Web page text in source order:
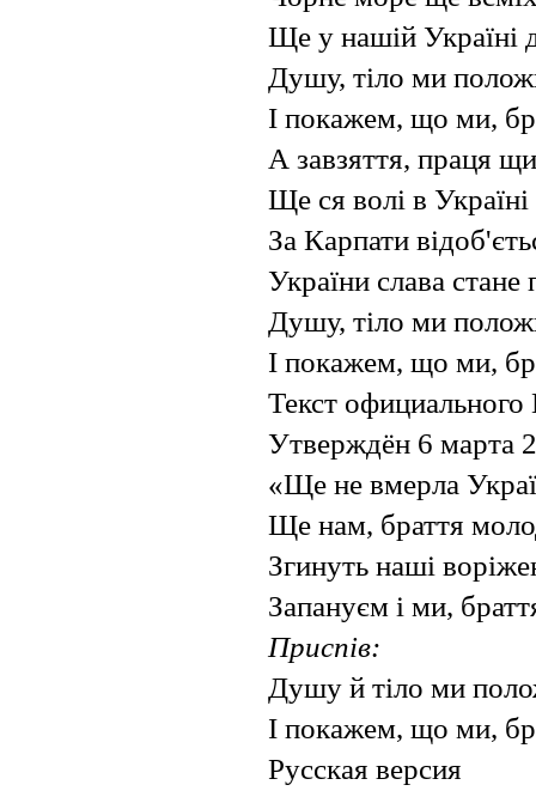
Ще у нашій Україні
Душу, тіло ми
І покажем, що ми,
А завзяття, праця
Ще ся волі в
За Карпати
України слава
Душу, тіло ми
І покажем, що ми,
Текст
Утверждён 6 марта
«Ще не вмерла
Ще нам, браття
Згинуть наші
Запануєм і ми,
Приспів:
Душу й тіло ми
І покажем, що ми,
Русская версия